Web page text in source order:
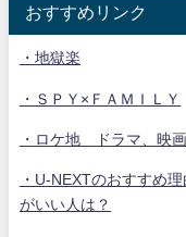
おすすめリンク
・地獄楽
・ＳＰＹ×ＦＡＭＩＬＹ
・ロケ地 ドラマ、映画
・U-NEXTのおすすめ
がいい人は？